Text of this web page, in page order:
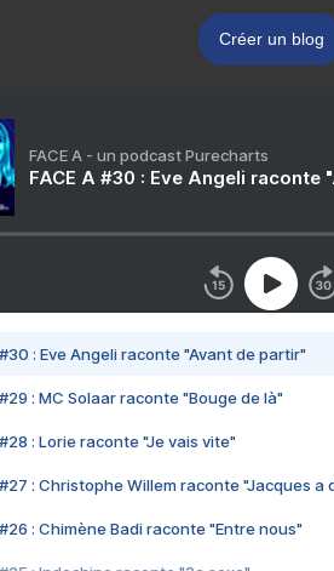
Créer un blog
FACE A - un podcast Purecharts
FACE A #30 : Eve Angeli raconte
#30 : Eve Angeli raconte "Avant de partir"
#29 : MC Solaar raconte "Bouge de là"
#28 : Lorie raconte "Je vais vite"
#27 : Christophe Willem raconte "Jacques a
#26 : Chimène Badi raconte "Entre nous"